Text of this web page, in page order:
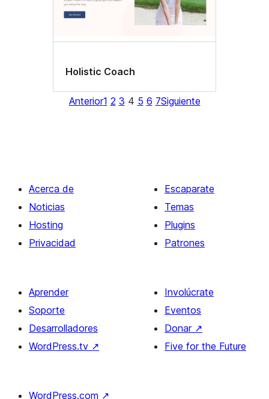
Holistic Coach
Anterior1 2 3 4 5 6 7Siguiente
Acerca de
Noticias
Hosting
Privacidad
Escaparate
Temas
Plugins
Patrones
Aprender
Soporte
Desarrolladores
WordPress.tv ↗
Involúcrate
Eventos
Donar ↗
Five for the Future
WordPress.com ↗